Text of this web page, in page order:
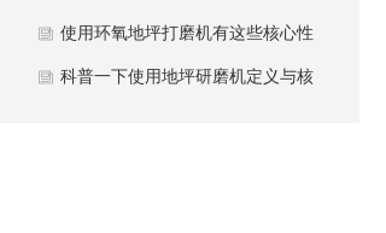
注意细节？
使用环氧地坪打磨机有这些核心性
能优势？
科普一下使用地坪研磨机定义与核